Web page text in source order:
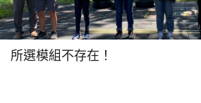
所選模組不存在！